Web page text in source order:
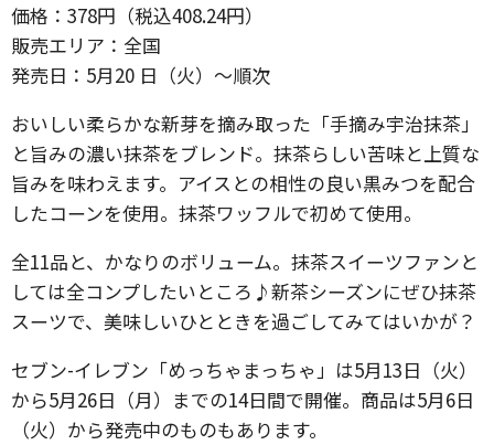
価格：378円（税込408.24円）
販売エリア：全国
発売日：5月20 日（火）〜順次
おいしい柔らかな新芽を摘み取った「手摘み宇治抹茶」
と旨みの濃い抹茶をブレンド。抹茶らしい苦味と上質な
旨みを味わえます。アイスとの相性の良い黒みつを配合
したコーンを使用。抹茶ワッフルで初めて使用。
全11品と、かなりのボリューム。抹茶スイーツファンと
しては全コンプしたいところ♪新茶シーズンにぜひ抹茶
スーツで、美味しいひとときを過ごしてみてはいかが？
セブン-イレブン「めっちゃまっちゃ」は5月13日（火）
から5月26日（月）までの14日間で開催。商品は5月6日
（火）から発売中のものもあります。